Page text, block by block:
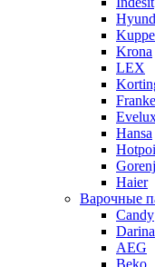
Krona
LEX
Franke
Hansa
Haier
Варочные
Candy
Darina
AEG